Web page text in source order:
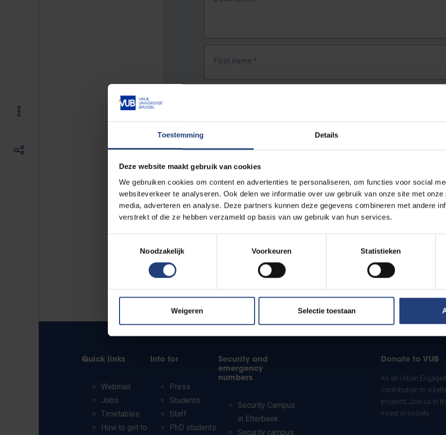
Toestemming Details
Deze website maakt gebruik van cookies
We gebruiken cookies om content en advertenties te personaliseren, om functies voor social
websiteverkeer te analyseren. Ook delen we informatie over uw gebruik van onze site met
media, adverteren en analyse. Deze partners kunnen deze gegevens combineren met andere
verstrekt of die ze hebben verzameld op basis van uw gebruik van hun services.
Noodzakelijk
Voorkeuren Statistieken
Weigeren Selectie toestaan
First name *
The full URL of the page where you encountered the error.
E.g. https://www.vub.be/nl/studeren-aan-de-vub/alle-opleidingen
Quick links
Webmail
Jobs
Timetables
How to get to
Info for
Press
Students
Staff
PhD students
Security and
emergency
numbers
Security Campus
in Etterbeek
Security campus
Donate to VUB
As an Urban
contribution to a
projects. Join us in
invest in society.